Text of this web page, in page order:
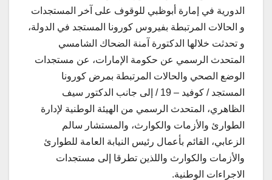
الدورية في إمارة أبوظبي للوقوف على آخر المستجدات
و الحالات المرتبطة بفيروس كورونا المستجد في الدولة،
و تحدثت خلالها الدكتورة آمنة الضحاك الشامسي
المتحدث الرسمي عن حكومة الإمارات، عن مستجدات
الوضع الصحي والحالات المرتبطة بمرض كورونا
المستجد / كوفيد – 19 / إلى جانب الدكتور سيف
الظاهري، المتحدث الرسمي من الهيئة الوطنية لإدارة
الطوارئ والأزمات والكوارث، والمستشار سالم
الزعابي، القائم بأعمال رئيس النيابة العامة للطوارئ
والأزمات والكوارث واللذين تطرقا إلى مستجدات
الاجراءات الوطنية.